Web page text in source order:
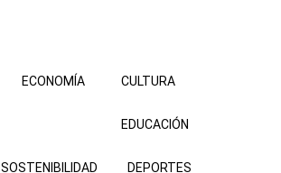
ECONOMÍA CULTURA
EDUCACIÓN
SOSTENIBILIDAD DEPORTES